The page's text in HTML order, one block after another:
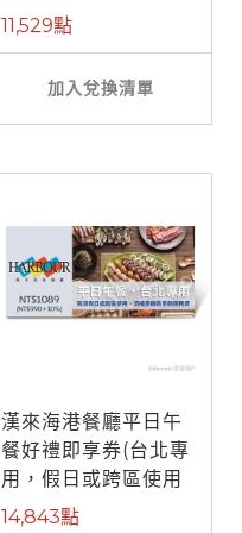
餐)
11,529點
加入兌換清單
漢來海港餐廳平日午
餐好禮即享券(台北專
用，假日或跨區使用
需補差額)
14,843點